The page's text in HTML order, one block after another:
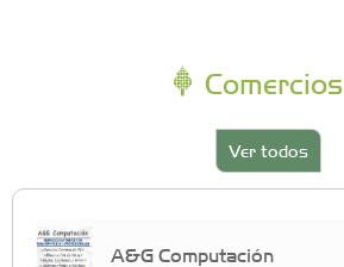
Comercios
Ver todos
A&G Computación